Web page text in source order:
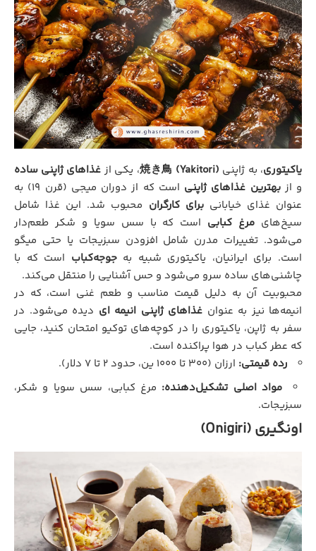
یاکیتوری، به ژاپنی 焼き鳥 (Yakitori)، یکی از غذاهای ژاپنی ساده
و ازبهترین غذاهای ژاپنی
است که از دوران میجی (قرن ۱۹) به
عنوان غذای خیابانیبرای کارگران محبوب شد. این غذا شامل
سیخ‌های مرغ کبابی است که با سس سویا و شکر طعم‌دار
می‌شود. تغییرات مدرن شامل افزودن سبزیجات یا حتی میگو
است. برای ایرانیان، یاکیتوری شبیه بهجوجه‌کباب است که با
چاشنی‌های ساده سرو می‌شود و حس آشنایی را منتقل می‌کند.
محبوبیت آن به دلیل قیمت مناسب و طعم غنی است، که در
انیمه‌ها نیز به عنوان غذاهای ژاپنی انیمه ای دیده می‌شود. در
سفر به ژاپن، یاکیتوری را در کوچه‌های توکیو امتحان کنید، جایی
که عطر کباب در هوا پراکنده است.
رده قیمتی: ارزان (۳۰۰ تا ۱۰۰۰ ین، حدود ۲ تا ۷ دلار).
مواد اصلی تشکیل‌دهنده: مرغ کبابی، سس سویا و شکر،
سبزیجات.
اونگیری (Onigiri)